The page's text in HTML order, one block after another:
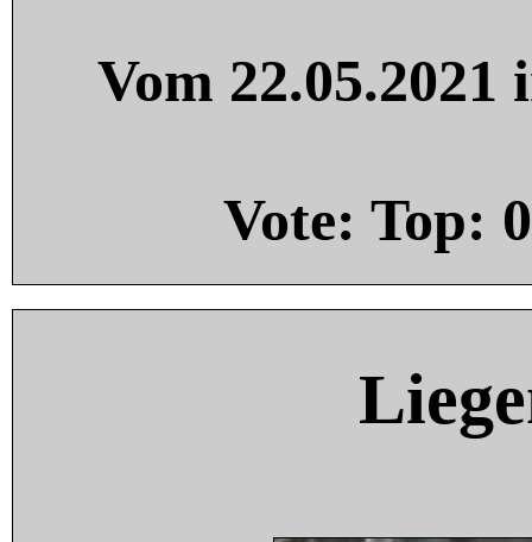
Vom
Vote: Top: 0